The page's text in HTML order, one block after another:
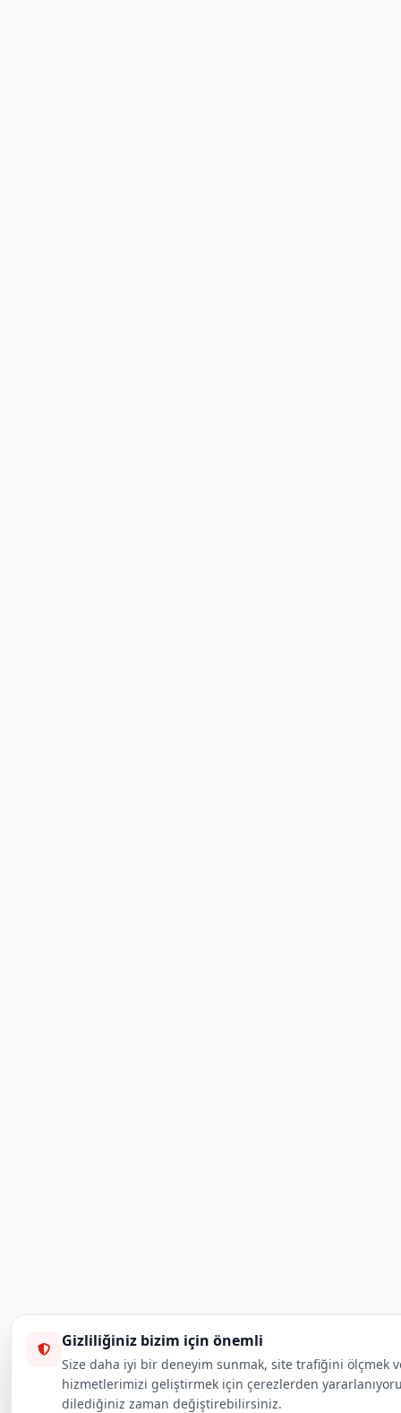
Gizliliğiniz bizim için önemli
Size daha iyi bir deneyim sunmak, site trafiğini ölçmek
hizmetlerimizi geliştirmek için çerezlerden
dilediğiniz zaman değiştirebilirsiniz.